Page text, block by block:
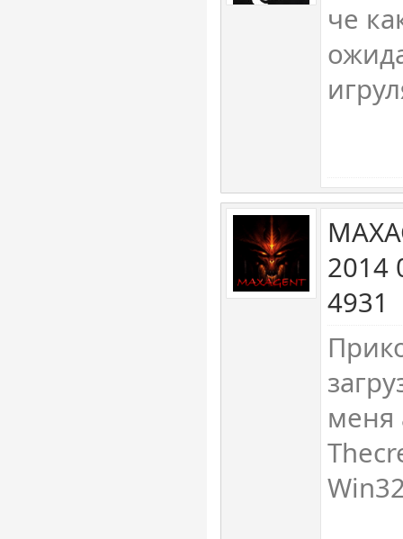
че
2014
4931
меня